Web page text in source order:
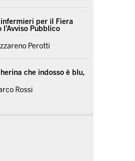
per il Fiera
Pubblico
Perotti
che indosso è blu,
Rossi